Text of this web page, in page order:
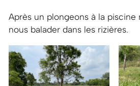
Après un plongeons à la piscine
nous balader dans les rizières.